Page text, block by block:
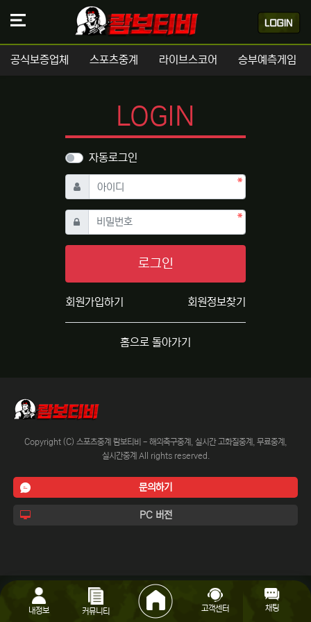
공식보증업체 스포츠중계 라이브스코어 승부예측게임
LOGIN
자동로그인
아이디 필수
비밀번호필수
로그인
회원가입하기 회원정보찾기
홈으로 돌아가기
Copyright (C) 스포츠중계 람보티비 - 해외축구중계, 실시간 고화질중계, 무료중계,
실시간중계 All rights reserved.
문의하기
PC 버전
내정보 커뮤니티 고객센터 채팅